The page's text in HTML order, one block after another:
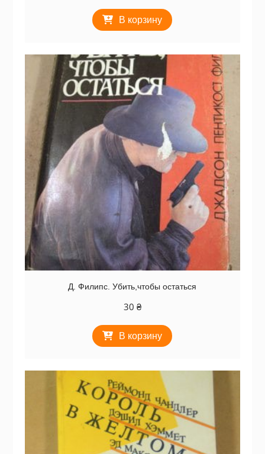
В корзину
Д. Филипс. Убить,чтобы остаться
30 ₴
В корзину